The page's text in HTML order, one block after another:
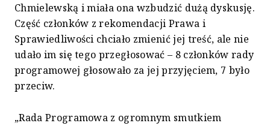
Chmielewską i miała ona wzbudzić dużą dyskusję.
Część członków z rekomendacji Prawa i
Sprawiedliwości chciało zmienić jej treść, ale nie
udało im się tego przegłosować – 8 członków rady
programowej głosowało za jej przyjęciem, 7 było
przeciw.
„Rada Programowa z ogromnym smutkiem